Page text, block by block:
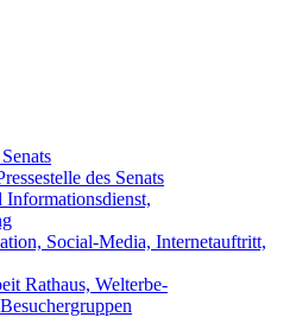
des Senats
Informationsdienst,
Social-Media, Internetauftritt,
Rathaus, Welterbe-